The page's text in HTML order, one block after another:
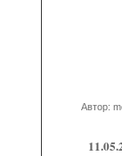
Автор: